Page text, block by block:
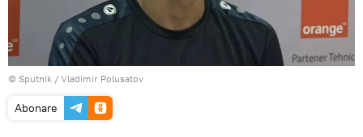
© Sputnik / Vladimir Polusatov
Abonare